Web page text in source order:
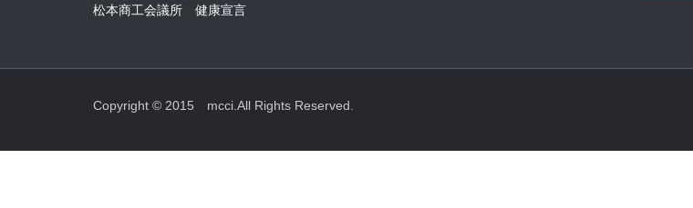
松本商工会議所 健康宣言
Copyright © 2015 mcci.All Rights Reserved.